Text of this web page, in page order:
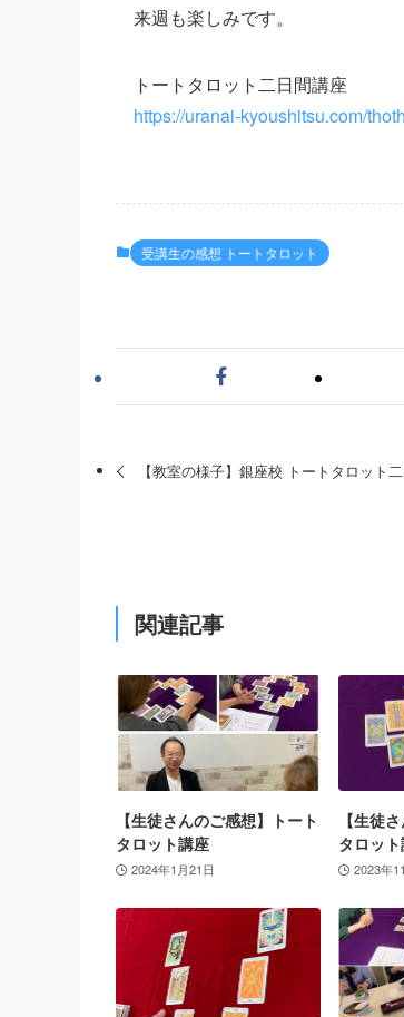
来週も楽しみです。
トートタロット二日間講座
https://uranai-kyoushitsu.com/
受講生の感想 トートタロット
【教室の様子】銀座校 トートタロット
関連記事
【生徒さんのご感想】トート
タロット講座
2024年1月21日
【生徒
タロッ
2023年